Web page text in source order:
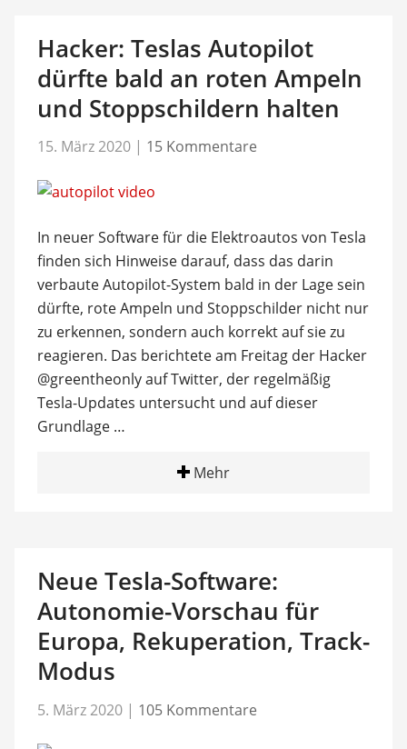
Hacker: Teslas Autopilot
dürfte bald an roten Ampeln
und Stoppschildern halten
15. März 2020 | 15 Kommentare
In neuer Software für die Elektroautos von Tesla
finden sich Hinweise darauf, dass das darin
verbaute Autopilot-System bald in der Lage sein
dürfte, rote Ampeln und Stoppschilder nicht nur
zu erkennen, sondern auch korrekt auf sie zu
reagieren. Das berichtete am Freitag der Hacker
@greentheonly auf Twitter, der regelmäßig
Tesla-Updates untersucht und auf dieser
Grundlage …
Mehr
Neue Tesla-Software:
Autonomie-Vorschau für
Europa, Rekuperation, Track-
Modus
5. März 2020 | 105 Kommentare